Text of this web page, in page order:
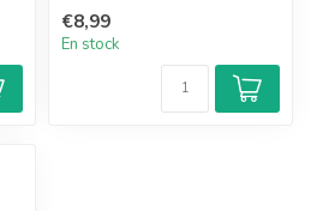
€8,99
En stock